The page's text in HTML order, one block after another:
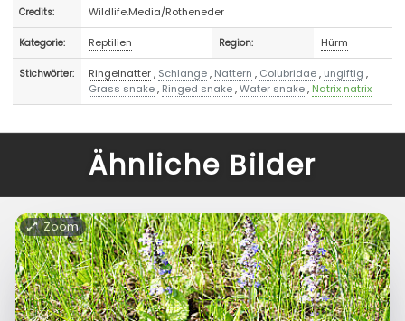
Credits: Wildlife.Media/Rotheneder
Kategorie: Reptilien Region: Hürm
Stichwörter: Ringelnatter, Schlange, Nattern , Colubridae, ungiftig ,
Grass snake, Ringed snake,Water snake, Natrix natrix
Ähnliche Bilder
Zoom